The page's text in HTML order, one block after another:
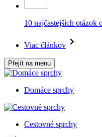
10 najčastejších otázok
Viac článkov
Přejít na menu
Domáce sprchy
Cestovné sprchy